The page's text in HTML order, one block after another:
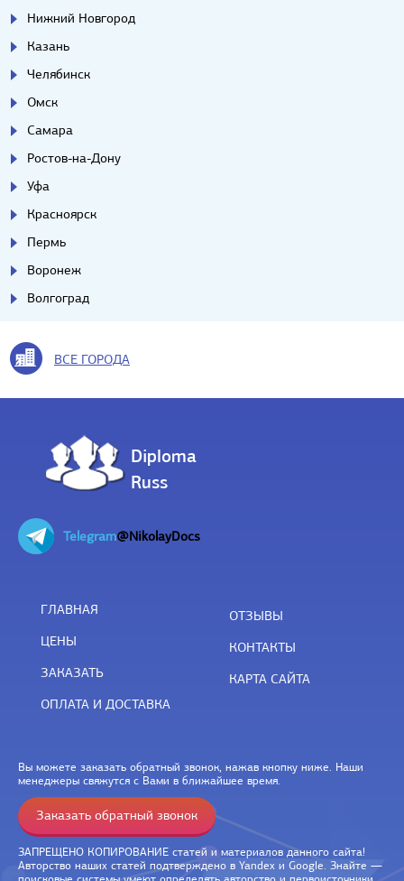
Нижний Новгород
Казань
Челябинск
Омск
Самара
Ростов-на-Дону
Уфа
Красноярск
Пермь
Воронеж
Волгоград
ВСЕ ГОРОДА
Diploma
Russ
Telegram@NikolayDocs
ГЛАВНАЯ
ЦЕНЫ
ЗАКАЗАТЬ
ОПЛАТА И ДОСТАВКА
ОТЗЫВЫ
КОНТАКТЫ
КАРТА САЙТА
Вы можете заказать обратный звонок, нажав кнопку ниже. Наши
менеджеры свяжутся с Вами в ближайшее время.
Заказать обратный звонок
ЗАПРЕЩЕНО КОПИРОВАНИЕ статей и материалов данного сайта!
Авторство наших статей подтверждено в Yandex и Google. Знайте —